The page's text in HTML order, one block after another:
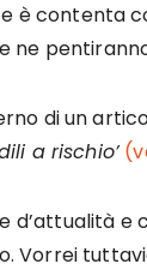
è contenta
ne
di un
a rischio’
d’attualità e
Vorrei